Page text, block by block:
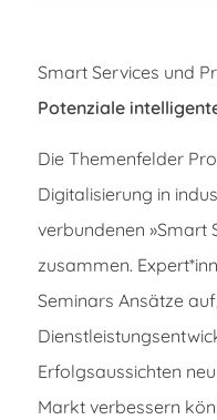
Smart Services und
Potenziale
Die Themenfelder
Digitalisierung in
verbundenen »Smart
zusammen.
Seminars Ansätze
Erfolgsaussichten
Markt verbessern